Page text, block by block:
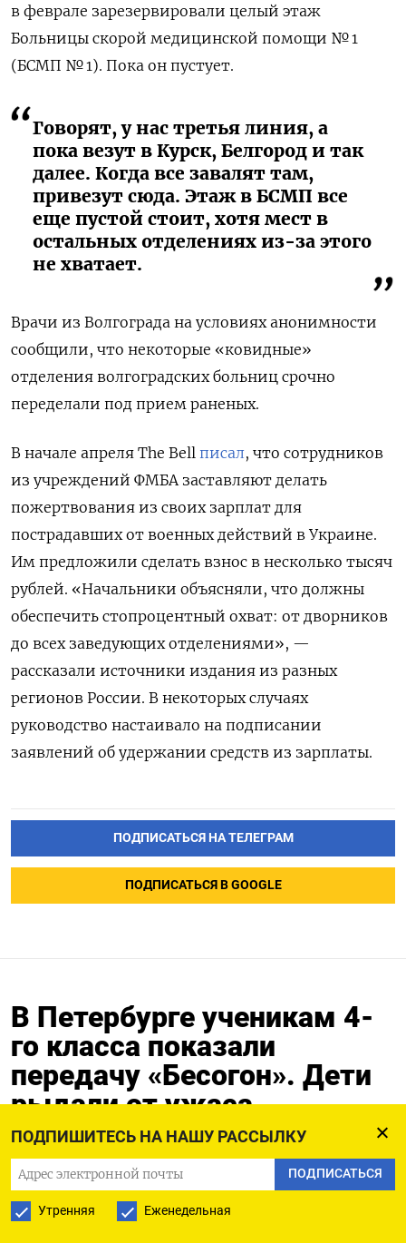
ПОДПИШИТЕСЬ НА НАШУ РАССЫЛКУ
ПОДПИСАТЬСЯ
Утренняя Еженедельная
в феврале зарезервировали целый этаж
Больницы скорой медицинской помощи № 1
(БСМП № 1). Пока он пустует.
Говорят, у нас третья линия, а
пока везут в Курск, Белгород и так
далее. Когда все завалят там,
привезут сюда. Этаж в БСМП все
еще пустой стоит, хотя мест в
остальных отделениях из-за этого
не хватает.
Врачи из Волгограда на условиях анонимности
сообщили, что некоторые «ковидные»
отделения волгоградских больниц срочно
переделали под прием раненых.
В начале апреля The Bell писал, что сотрудников
из учреждений ФМБА заставляют делать
пожертвования из своих зарплат для
пострадавших от военных действий в Украине.
Им предложили сделать взнос в несколько тысяч
рублей. «Начальники объясняли, что должны
обеспечить стопроцентный охват: от дворников
до всех заведующих отделениями», —
рассказали источники издания из разных
регионов России. В некоторых случаях
руководство настаивало на подписании
заявлений об удержании средств из зарплаты.
ПОДПИСАТЬСЯ НА ТЕЛЕГРАМ
ПОДПИСАТЬСЯ В GOOGLE
В Петербурге ученикам 4-
го класса показали
передачу «Бесогон». Дети
рыдали от ужаса
20.04.2022 Обновлено: